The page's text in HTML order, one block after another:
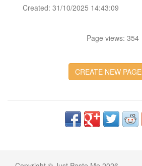
Created: 31/10/2025 14:43:09
Page views: 354
CREATE NEW PAGE